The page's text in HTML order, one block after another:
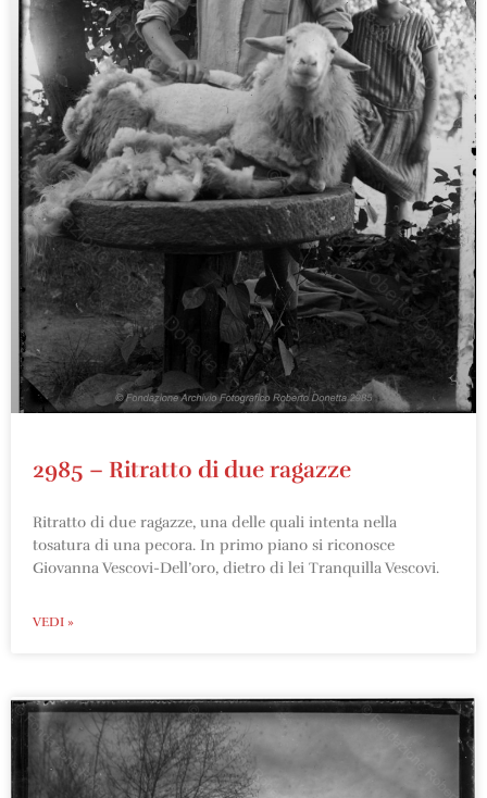
2985 – Ritratto di due ragazze
Ritratto di due ragazze, una delle quali intenta nella
tosatura di una pecora. In primo piano si riconosce
Giovanna Vescovi-Dell’oro, dietro di lei Tranquilla Vescovi.
VEDI »